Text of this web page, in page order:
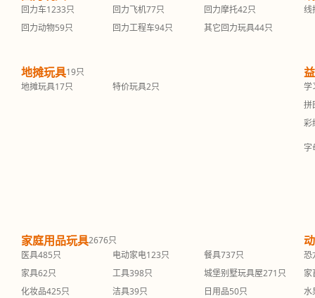
回力车1233只 回力飞机77只 回力摩托42只
回力动物59只 回力工程车94只 其它回力玩具44只
线
地摊玩具19只
地摊玩具17只 特价玩具2只
学
拼
彩
字
家庭用品玩具2676只
医具485只 电动家电123只 餐具737只
家具62只 工具398只 城堡别墅玩具屋271只
化妆品425只 洁具39只 日用品50只
恐
家